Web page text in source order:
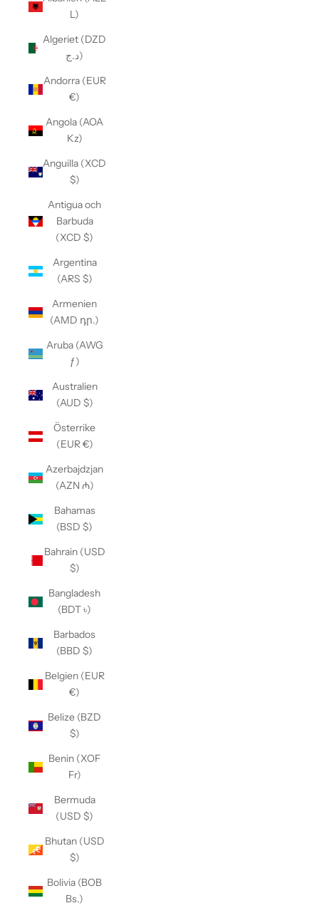
L)
Algeriet (DZD
د.ج)
Andorra (EUR
€)
Angola (AOA
Kz)
Anguilla (XCD
$)
Antigua och
Barbuda
(XCD $)
Argentina
(ARS $)
Armenien
(AMD դր.)
Aruba (AWG
ƒ)
Australien
(AUD $)
Österrike
(EUR €)
Azerbajdzjan
(AZN ₼)
Bahamas
(BSD $)
Bahrain (USD
$)
Bangladesh
(BDT ৳)
Barbados
(BBD $)
Belgien (EUR
€)
Belize (BZD
$)
Benin (XOF
Fr)
Bermuda
(USD $)
Bhutan (USD
$)
Bolivia (BOB
Bs.)